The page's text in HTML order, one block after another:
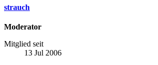
strauch
Moderator
Mitglied seit
13 Jul 2006